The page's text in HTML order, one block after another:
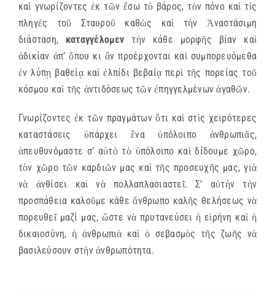
καὶ γνωρίζοντες ἐκ τῶν ἔσω τὸ βάρος, τὸν πόνο καὶ τὶς
πληγὲς τοῦ Σταυροῦ καθὼς καὶ τὴν Ἀναστάσιμη
διάσταση, καταγγέλομεν τὴν κάθε μορφῆς βίαν καὶ
ἀδικίαν ἀπ’ ὅπου κι ἄν προέρχονται καὶ συμπορευόμεθα
ἐν λύπῃ βαθείᾳ καὶ ἐλπίδι βεβαίᾳ περὶ τῆς πορείας τοῦ
κόσμου καὶ τῆς ἀντιδόσεως τῶν ἐπηγγελμένων ἀγαθῶν.
Γνωρίζοντες ἐκ τῶν πραγμάτων ὅτι καὶ στὶς χειρότερες
καταστάσεις ὑπάρχει ἕνα ὑπόλοιπο ἀνθρωπιᾶς,
ἀπευθυνόμαστε σ’ αὐτὸ τὸ ὑπόλοιπο καὶ δίδουμε χῶρο,
τὸν χῶρο τῶν καρδιῶν μας καὶ τῆς προσευχῆς μας, γιὰ
νὰ ἀνθίσει καὶ νὰ πολλαπλασιαστεῖ. Σ’ αὐτὴν τὴν
προσπάθεια καλοῦμε κάθε ἄνθρωπο καλῆς θελήσεως νὰ
πορευθεῖ μαζί μας, ὥστε νὰ πρυτανεύσει ἡ εἰρήνη καὶ ἡ
δικαιοσύνη, ἡ ἀνθρωπιὰ καὶ ὁ σεβασμὸς τῆς ζωῆς νὰ
βασιλεύσουν στὴν ἀνθρωπότητα.